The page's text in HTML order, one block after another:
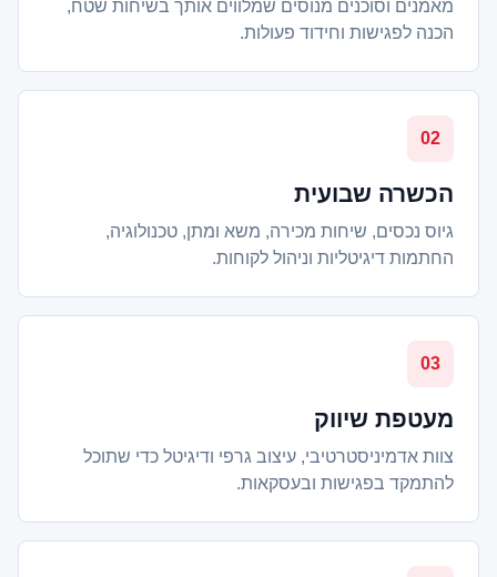
מאמנים וסוכנים מנוסים שמלווים אותך בשיחות שטח,
הכנה לפגישות וחידוד פעולות.
02
הכשרה שבועית
גיוס נכסים, שיחות מכירה, משא ומתן, טכנולוגיה,
החתמות דיגיטליות וניהול לקוחות.
03
מעטפת שיווק
צוות אדמיניסטרטיבי, עיצוב גרפי ודיגיטל כדי שתוכל
להתמקד בפגישות ובעסקאות.